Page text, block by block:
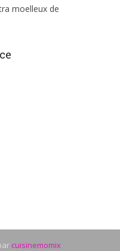
moelleux de
cuisinemomix